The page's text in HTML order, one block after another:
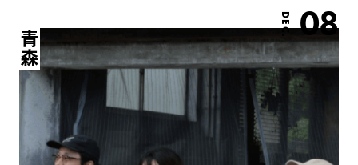
DEC. 08
青森